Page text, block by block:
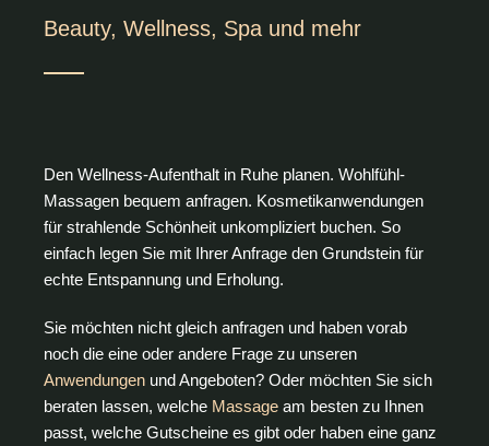
Beauty, Wellness, Spa und mehr
Den Wellness-Aufenthalt in Ruhe planen. Wohlfühl-
Massagen bequem anfragen. Kosmetikanwendungen
für strahlende Schönheit unkompliziert buchen. So
einfach legen Sie mit Ihrer Anfrage den Grundstein für
echte Entspannung und Erholung.
Sie möchten nicht gleich anfragen und haben vorab
noch die eine oder andere Frage zu unseren
Anwendungen und Angeboten? Oder möchten Sie sich
beraten lassen, welche Massageam besten zu Ihnen
passt, welche Gutscheine es gibt oder haben eine ganz